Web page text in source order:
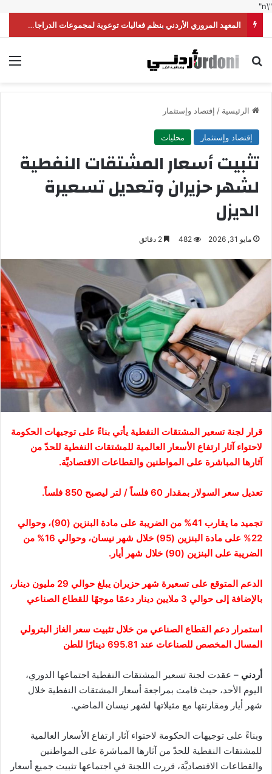
"\n"
المعهد المروري الأردني ينظم فعاليات توعوية لمجموعات الدراجات النارية
بحث عن
الرئيسية / إقتصاد وإستثمار
إقتصاد وإستثمار محليات
تثبيت أسعار المشتقات النفطية
لشهر حزيران وتعديل تسعيرة
الديزل
مايو 31, 2026 482
قرار لجنة تسعير المشتقات النفطية يأتي بناءً على توجيهات الحكومة
لاحتواء آثار ارتفاع الأسعار العالمية للمشتقات النفطية للحدّ من
آثارها المباشرة على المواطنين والقطاعات الاقتصاديَّة.
تعديل سعر السولار بمقدار 60 فلساً / لتر ليصبح 850 فلساً.
تجميد ما يقارب 41% من الضريبة على مادة البنزين (90)، وحوالي
22% على مادة البنزين (95) خلال شهر نيسان، وحوالي 16% من
الضريبة على البنزين (90) خلال شهر أيار.
الدعم المتوقع على تسعيرة شهر حزيران يبلغ حوالي 29 مليون دينار،
بالإضافة إلى حوالي 3 ملايين دينار دعمًا موجهًا للقطاع الصناعي
استمرار دعم القطاع الصناعي من خلال تثبيت سعر الغاز البترولي
المسال المخصص للصناعات عند 695.81 دينارًا للطن
أردني – عقدت لجنة تسعير المشتقات النفطية اجتماعها الدوري،
اليوم الأحد، حيث قامت بمراجعة أسعار المشتقات النفطية خلال
شهر أيار ومقارنتها مع مثيلاتها لشهر نيسان الماضي.
وبناءً على توجيهات الحكومة لاحتواء آثار ارتفاع الأسعار العالمية
للمشتقات النفطية للحدّ من آثارها المباشرة على المواطنين
والقطاعات الاقتصاديَّة، قررت اللجنة في اجتماعها تثبيت جميع أسعار